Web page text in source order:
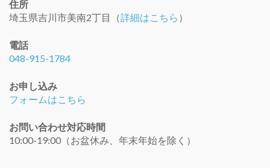
住所
埼玉県吉川市美南2丁目（詳細はこちら ）
電話
048-915-1784
お申し込み
フォームはこちら
お問い合わせ対応時間
10:00-19:00（お盆休み、年末年始を除く）